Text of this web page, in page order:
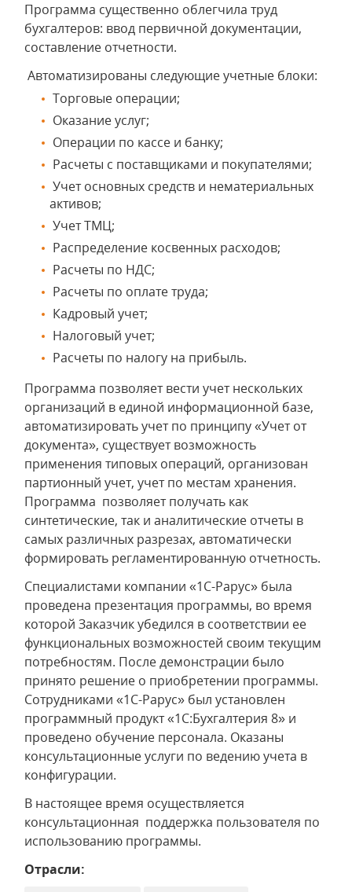
Программа существенно облегчила труд
бухгалтеров: ввод первичной документации,
составление отчетности.
Автоматизированы следующие учетные блоки:
Торговые операции;
Оказание услуг;
Операции по кассе и банку;
Расчеты с поставщиками и покупателями;
Учет основных средств и нематериальных
активов;
Учет ТМЦ;
Распределение косвенных расходов;
Расчеты по НДС;
Расчеты по оплате труда;
Кадровый учет;
Налоговый учет;
Расчеты по налогу на прибыль.
Программа позволяет вести учет нескольких
организаций в единой информационной базе,
автоматизировать учет по принципу «Учет от
документа», существует возможность
применения типовых операций, организован
партионный учет, учет по местам хранения.
Программа позволяет получать как
синтетические, так и аналитические отчеты в
самых различных разрезах, автоматически
формировать регламентированную отчетность.
Специалистами компании «1С-Рарус» была
проведена презентация программы, во время
которой Заказчик убедился в соответствии ее
функциональных возможностей своим текущим
потребностям. После демонстрации было
принято решение о приобретении программы.
Сотрудниками «1С-Рарус» был установлен
программный продукт «1С:Бухгалтерия 8» и
проведено обучение персонала. Оказаны
консультационные услуги по ведению учета в
конфигурации.
В настоящее время осуществляется
консультационная поддержка пользователя по
использованию программы.
Отрасли: